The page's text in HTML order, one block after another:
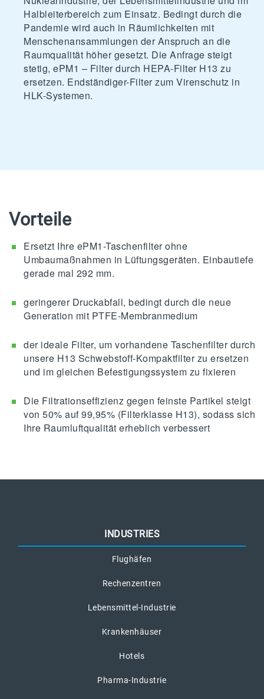
Halbleiterbereich zum Einsatz. Bedingt durch die
Pandemie wird auch in Räumlichkeiten mit
Menschenansammlungen der Anspruch an die
Raumqualität höher gesetzt. Die Anfrage steigt
stetig, ePM1 – Filter durch HEPA-Filter H13 zu
ersetzen. Endständiger-Filter zum Virenschutz in
HLK-Systemen.
Vorteile
Ersetzt Ihre ePM1-Taschenfilter ohne
Umbaumaßnahmen in Lüftungsgeräten. Einbautiefe
gerade mal 292 mm.
geringerer Druckabfall, bedingt durch die neue
Generation mit PTFE-Membranmedium
der ideale Filter, um vorhandene Taschenfilter durch
unsere H13 Schwebstoff-Kompaktfilter zu ersetzen
und im gleichen Befestigungssystem zu fixieren
Die Filtrationseffizienz gegen feinste Partikel steigt
von 50% auf 99,95% (Filterklasse H13), sodass sich
Ihre Raumluftqualität erheblich verbessert
INDUSTRIES
Flughäfen
Rechenzentren
Lebensmittel-Industrie
Krankenhäuser
Hotels
Pharma-Industrie